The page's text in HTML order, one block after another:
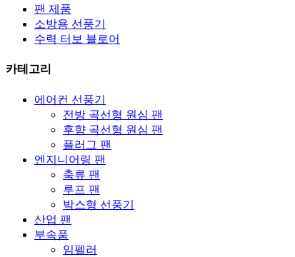
팬 제품
소방용 선풍기
수력 터보 블로어
카테고리
에어컨 선풍기
전방 곡선형 원심 팬
후향 곡선형 원심 팬
플러그 팬
엔지니어링 팬
축류 팬
루프 팬
박스형 선풍기
산업 팬
부속품
임펠러